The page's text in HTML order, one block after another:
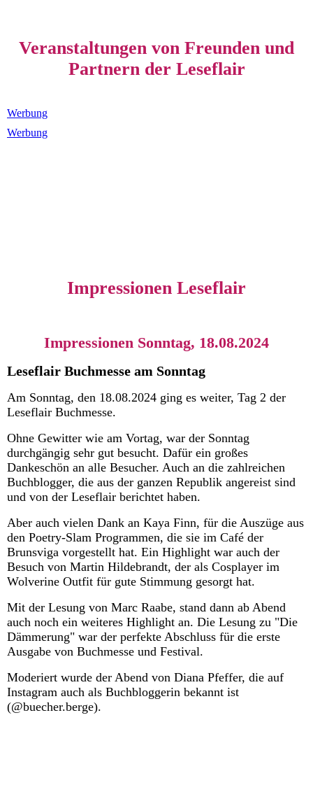
Veranstaltungen von Freunden und
Partnern der Leseflair
Werbung
Werbung
Impressionen Leseflair
Impressionen Sonntag, 18.08.2024
Leseflair Buchmesse am Sonntag
Am Sonntag, den 18.08.2024 ging es weiter, Tag 2 der
Leseflair Buchmesse.
Ohne Gewitter wie am Vortag, war der Sonntag
durchgängig sehr gut besucht. Dafür ein großes
Dankeschön an alle Besucher. Auch an die zahlreichen
Buchblogger, die aus der ganzen Republik angereist sind
und von der Leseflair berichtet haben.
Aber auch vielen Dank an Kaya Finn, für die Auszüge aus
den Poetry-Slam Programmen, die sie im Café der
Brunsviga vorgestellt hat. Ein Highlight war auch der
Besuch von Martin Hildebrandt, der als Cosplayer im
Wolverine Outfit für gute Stimmung gesorgt hat.
Mit der Lesung von Marc Raabe, stand dann ab Abend
auch noch ein weiteres Highlight an. Die Lesung zu "Die
Dämmerung" war der perfekte Abschluss für die erste
Ausgabe von Buchmesse und Festival.
Moderiert wurde der Abend von Diana Pfeffer, die auf
Instagram auch als Buchbloggerin bekannt ist
(@buecher.berge).